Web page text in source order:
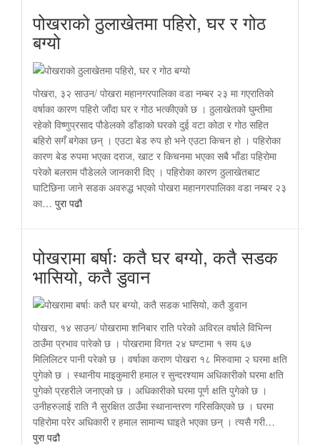
पोखराको ठुलाखेतमा पहिरो, घर र गोठ
बग्यो
पोखरा, ३२ साउन/ पोखरा महानगरपालिका वडा नम्बर २३ मा गएरातिको
वर्षाका कारण पहिरो जाँदा घर र गोठ भत्कीएको छ । ठुलाखेतको घुम्तीमा
रहेको विष्णुप्रसाद पौडेलको डाँडाको घरको दुई वटा कोठा र गोठ सहित
बहिरो सगँ बगेका छन् । एउटा बेड रुप हो भने एउटा किचन हो । पहिरोका
कारण बेड रुपमा भएका दराज, खाट र किचनमा भएका सबै भाँडा पहिरोमा
परेको बलराम पौडेलले जानकारी दिए । पहिरोका कारण ठुलाखेतबाट
घाटिछिना जाने सडक अवरुद्ध भएको पोखरा महानगरपालिका वडा नम्बर २३
का… पुरा पढौ
पोखरामा बर्षाः कतै घर बग्यो, कतै सडक
भासियो, कतै डुवान
पोखरा, १४ साउन/ पोखरामा शनिबार राति परेको अविरल वर्षाले विभिन्न
ठाउँमा प्रभाव पारेको छ । पोखरामा विगत २४ घण्टामा १ सय ६७
मिलिलिटर पानी परेको छ । वर्षाका कराण पोखरा १८ मिरुवामा २ घरमा क्षति
पुगेको छ । स्थानीय माइकुमारी हमाल र सुन्दरश्याम अधिकारीको घरमा क्षति
पुगेको प्रहरीले जनाएको छ । अधिकारीको घरमा पूर्ण क्षति पुगेको छ ।
उनीहरुलाई राति नै सुरक्षित ठाउँमा स्थानान्तरण गरिसकिएको छ । घरमा
पहिरोमा परेर अधिकारी र हमाल सामान्य घाइते भएका छन् । त्यसै गरी…
पुरा पढौ